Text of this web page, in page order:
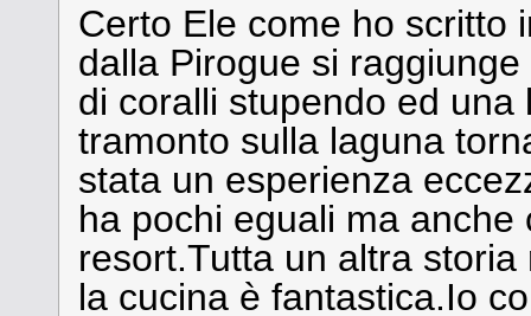
Certo Ele come ho scritto
dalla Pirogue si
di coralli stupendo ed
tramonto sulla laguna
stata un esperienza
ha pochi eguali ma
resort.Tutta un altra
la cucina è fantastica.Io